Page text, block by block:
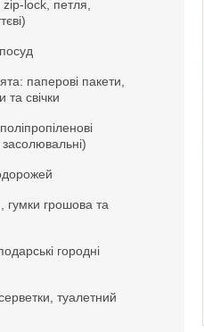
lock, петля,
паперові пакети,
та свічки
засолювальні)
гумки грошова та
городні
туалетний